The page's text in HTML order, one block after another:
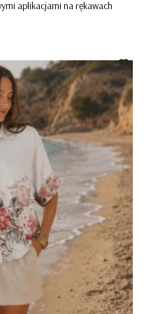
aplikacjami na rękawach